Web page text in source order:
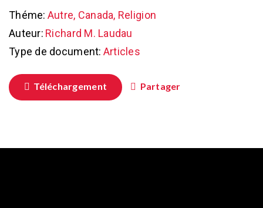
Théme: Autre, Canada, Religion
Auteur: Richard M. Laudau
Type de document: Articles
Téléchargement Partager